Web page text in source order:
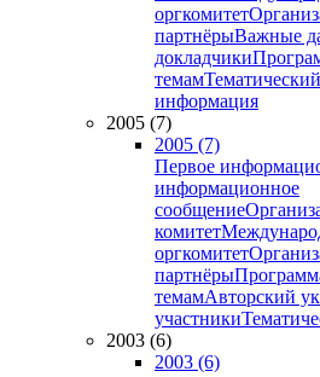
оргкомитет
партнёрыВажные
докладчики
темам
информация
2005 (7)
2005 (7)
Первое
информационное
сообщение
комитет
оргкомитет
партнёры
темамАвторский
участники
2003 (6)
2003 (6)